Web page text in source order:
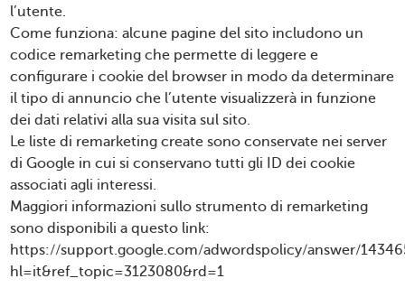
l’utente.
Come funziona: alcune pagine del sito includono un
codice remarketing che permette di leggere e
configurare i cookie del browser in modo da determinare
il tipo di annuncio che l’utente visualizzerà in funzione
dei dati relativi alla sua visita sul sito.
Le liste di remarketing create sono conservate nei server
di Google in cui si conservano tutti gli ID dei cookie
associati agli interessi.
Maggiori informazioni sullo strumento di remarketing
sono disponibili a questo link:
https://support.google.com/adwordspolicy/answer/
hl=it&ref_topic=3123080&rd=1